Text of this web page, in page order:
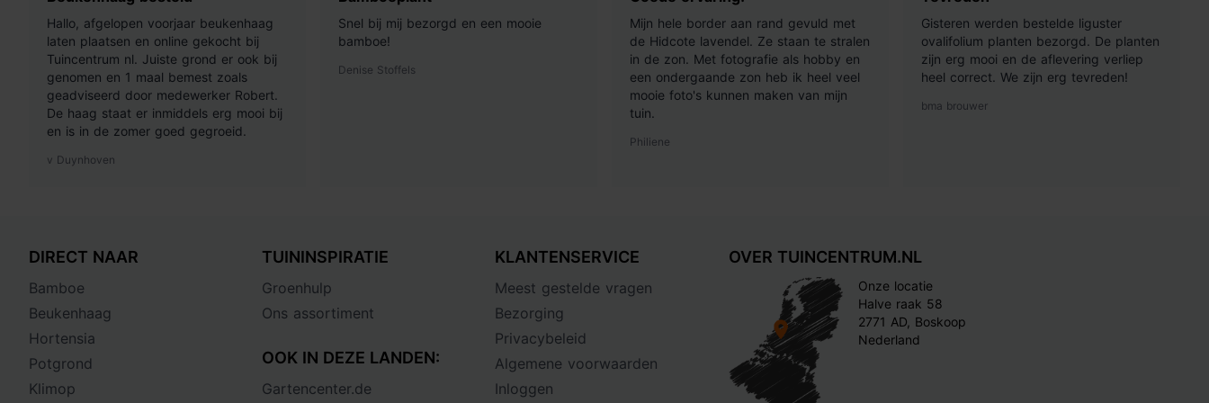
Hallo, afgelopen voorjaar beukenhaag
laten plaatsen en online gekocht bij
Tuincentrum nl. Juiste grond er ook bij
genomen en 1 maal bemest zoals
geadviseerd door medewerker Robert.
De haag staat er inmiddels erg mooi bij
en is in de zomer goed gegroeid.
v Duynhoven
Snel bij mij bezorgd en een mooie
bamboe!
Denise Stoffels
Mijn hele border aan rand gevuld met
de Hidcote lavendel. Ze staan te stralen
in de zon. Met fotografie als hobby en
een ondergaande zon heb ik heel veel
mooie foto's kunnen maken van mijn
tuin.
Philiene
Gisteren werden bestelde liguster
ovalifolium planten bezorgd. De planten
zijn erg mooi en de aflevering verliep
heel correct. We zijn erg tevreden!
bma brouwer
DIRECT NAAR
Bamboe
Beukenhaag
Hortensia
Potgrond
Klimop
TUININSPIRATIE
Groenhulp
Ons assortiment
OOK IN DEZE LANDEN:
Gartencenter.de
KLANTENSERVICE
Meest gestelde vragen
Bezorging
Privacybeleid
Algemene voorwaarden
Inloggen
OVER TUINCENTRUM.NL
Onze locatie
Halve raak 58
2771 AD, Boskoop
Nederland